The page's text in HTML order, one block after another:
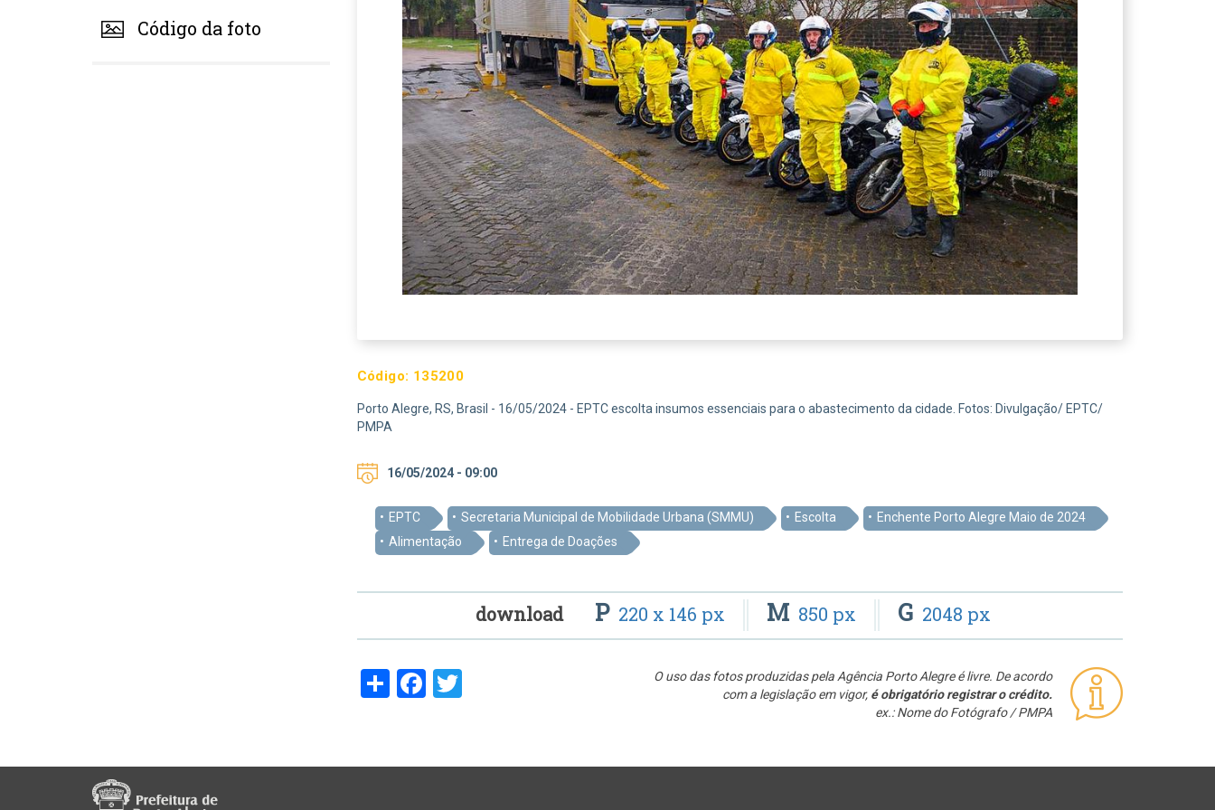
Código da foto
Código: 135200
Porto Alegre, RS, Brasil - 16/05/2024 - EPTC escolta insumos essenciais para o abastecimento da cidade. Fotos: Divulgação/ EPTC/
PMPA
16/05/2024 - 09:00
EPTC Secretaria Municipal de Mobilidade Urbana (SMMU) Escolta
Enchente Porto Alegre Maio de 2024
Alimentação
Entrega de Doações
download P 220 x 146 px M 850 px G 2048 px
O uso das fotos produzidas pela Agência Porto Alegre é livre. De acordo
com a legislação em vigor, é obrigatório registrar o crédito.
ex.: Nome do Fotógrafo / PMPA
ShareFacebook
Twitter